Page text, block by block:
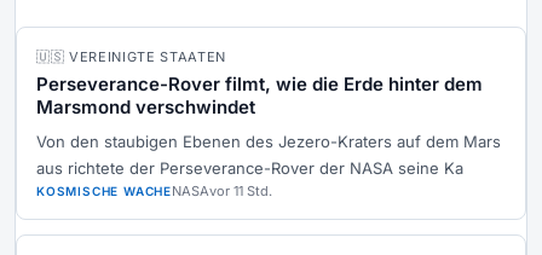
🇺🇸 VEREINIGTE STAATEN
Perseverance-Rover filmt, wie die Erde hinter dem
Marsmond verschwindet
Von den staubigen Ebenen des Jezero-Kraters auf dem Mars
aus richtete der Perseverance-Rover der NASA seine Ka
KOSMISCHE WACHENASAvor 11 Std.